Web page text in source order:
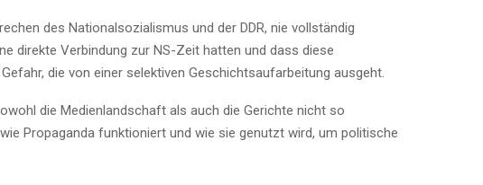
des Nationalsozialismus und der DDR, nie vollständig
direkte Verbindung zur NS-Zeit hatten und dass diese
die von einer selektiven Geschichtsaufarbeitung ausgeht.
die Medienlandschaft als auch die Gerichte nicht so
Propaganda funktioniert und wie sie genutzt wird, um politische